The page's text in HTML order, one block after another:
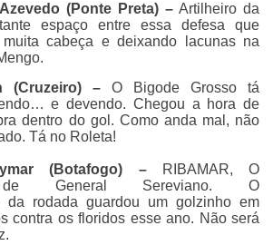
(Ponte Preta) –Artilheiro da
espaço entre essa defesa que
cabeça e deixando lacunas na
(Cruzeiro) – O Bigode Grosso tá
e devendo. Chegou a hora de
dentro do gol. Como anda mal, não
Tá no Roleta!
(Botafogo) –RIBAMAR, O
de General Sereviano. O
da rodada guardou um golzinho em
contra os floridos esse ano. Não será